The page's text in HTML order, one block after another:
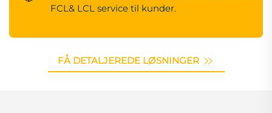
FCL& LCL service til kunder.
FÅ DETALJEREDE LØSNINGER